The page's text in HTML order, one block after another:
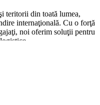
teritorii din toată lumea,
internaţională. Cu o forţă
noi oferim soluţii pentru